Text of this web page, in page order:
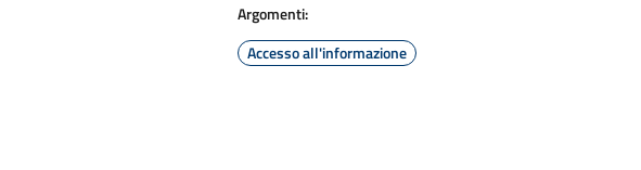
Argomenti:
Accesso all'informazione